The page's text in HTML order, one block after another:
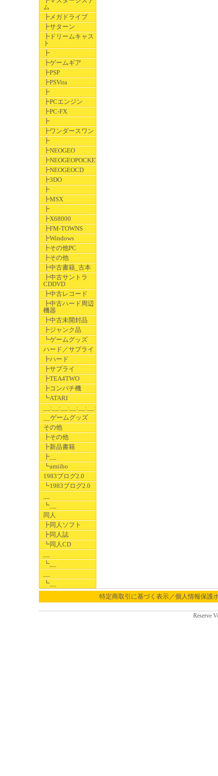
ム
┣メガドライブ
┣サターン
┣ドリームキャス
ト
┣
┣ゲームギア
┣PSP
┣PSVita
┣
┣PCエンジン
┣PC-FX
┣
┣ワンダースワン
┣
┣NEOGEO
┣NEOGEOPOCKET
┣NEOGEOCD
┣3DO
┣
┣MSX
┣
┣X68000
┣FM-TOWNS
┣Windows
┣その他PC
┣その他
┣中古書籍_古本
┣中古サントラ
CDDVD
┣中古レコード
┣中古ハード周辺
機器
┣中古未開封品
┣ジャンク品
┗ゲームグッズ
ハード／サプライ
┣ハード
┣サプライ
┣TEA4TWO
┣コンパチ機
┗ATARI
__:__:__:__:__:__:__
__ゲームグッズ
その他
┣その他
┣新品書籍
┣__
┗amiibo
1983ブログ2.0
┗1983ブログ2.0
┗__
同人
┣同人ソフト
┣同人誌
┗同人CD
┗__
┗__
特定商取引に基づく表示／個人情報保護
Reserve